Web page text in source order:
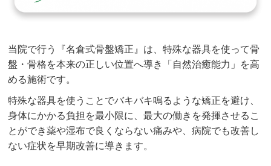
当院で行う『名倉式骨盤矯正』は、特殊な器具を使って骨
盤・骨格を本来の正しい位置へ導き「自然治癒能力」を高
める施術です。
特殊な器具を使うことでバキバキ鳴るような矯正を避け、
身体にかかる負担を最小限に、最大の働きを発揮させるこ
とができ薬や湿布で良くならない痛みや、病院でも改善し
ない症状を早期改善に導きます。